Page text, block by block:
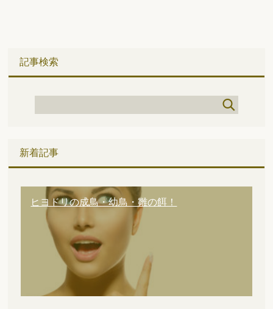
記事検索
新着記事
ヒヨドリの成鳥・幼鳥・雛の餌！